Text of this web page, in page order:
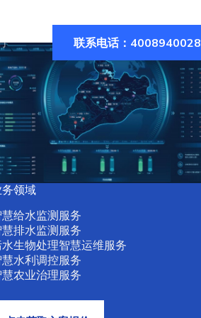
联系电话：4008940028
务领域
慧给水监测服务
慧排水监测服务
水生物处理智慧运维服务
慧水利调控服务
慧农业治理服务